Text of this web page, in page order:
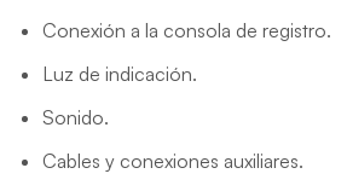
Conexión a la consola de registro.
Luz de indicación.
Sonido.
Cables y conexiones auxiliares.